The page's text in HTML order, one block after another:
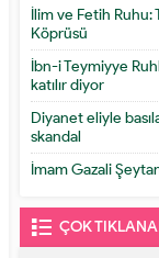
İlim ve Fetih
Köprüsü
İbn-i Teymiyye
katılır diyor
Diyanet eliyle
skandal
İmam Gazali
ÇOK